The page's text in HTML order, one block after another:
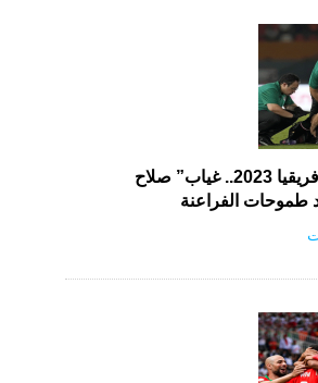
في كأس أمم أفريقيا 2023.. غياب” صلاح
طموحات الفراعنة